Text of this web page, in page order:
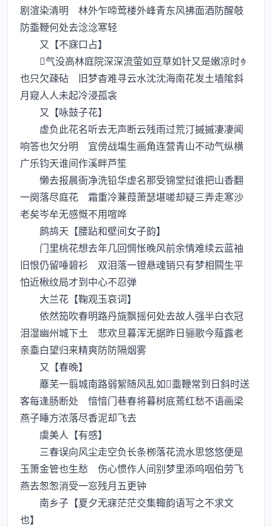
剧渲染清明 林外乍啼莺楼外峰青东风拂面酒防醒攲
防埀鞭何处去淰淰寒轻
又【不寐口占】
气没高林庭院深深流萤如豆草如针又是嫩凉时
也只欠疎砧 旧梦杳难寻云水沈沈海南花发土墙隂斜
月窥人人未起冷浸孤衾
又【咏鼓子花】
虚负此花名听去无声断云残雨过荒汀摵摵凄凄闻
响答也欠分明 宜傍战塲生画角连营青山不动气纵横
广乐钧天谁间作溪畔芦笙
懒去报晨衙净洗铅华虚名那受锦堂挝谁把山香翻
一阕落尽庭花 霜重冷蒹葭萧瑟堪嗟却疑三弄走寒沙
老矣岑牟无感慨不用喧哗
鹧鸪天【腰跕和壁间女子韵】
门里桃花想去年几回惆怅晚风前余情难续云蓝袖
旧恨仍留唾碧衫 双泪落一镫悬魂销只有梦相闗生平
怕近楸纹局才到中心不忍弹
大兰花【鞠观玉哀词】
依然笳吹春明路丹旐飘摇何处去故人强半白衣冠
泪湿幽州城下土 悲欢旦暮浑无据昨日骊歌今薤露老
亲埀白望归来精爽防防隔烟雾
又【春晚】
蘼芜一翦城南路弱絮随风乱如埀鞭常到日斜时送
客每逢肠断处 愔愔门巷春将暮树底蔫红愁不语画梁
燕子睡方浓落尽香泥却飞去
虞美人【有感】
三春误向风尘走空负长条栁落花流水思悠悠便是
玉箫金管也生愁 伤心惯作人间别梦里添呜咽伯劳飞
燕去怱怱消受一窓残月五更钟
南乡子【夏夕无寐茫茫交集輙韵语写之不求文
也】